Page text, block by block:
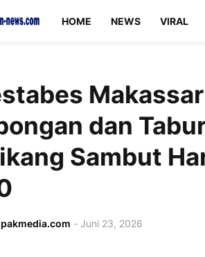
HOME NEWS VIRAL
dan
Sambut
- Juni 23, 2026